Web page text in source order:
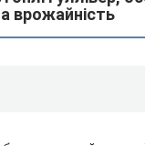
врожайність